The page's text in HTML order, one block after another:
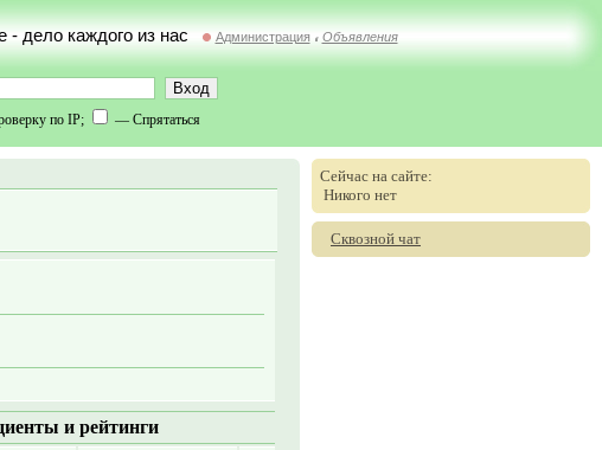
- дело каждого из нас Администрация // Объявления
по IP; — Спрятаться
и рейтинги
Сейчас на сайте:
Никого нет
Сквозной чат